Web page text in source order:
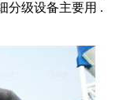
分级设备主要用 .